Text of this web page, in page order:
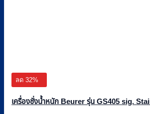
ลด 32%
เครื่องชั่งน้ำหนัก Beurer รุ่น GS405 sig.